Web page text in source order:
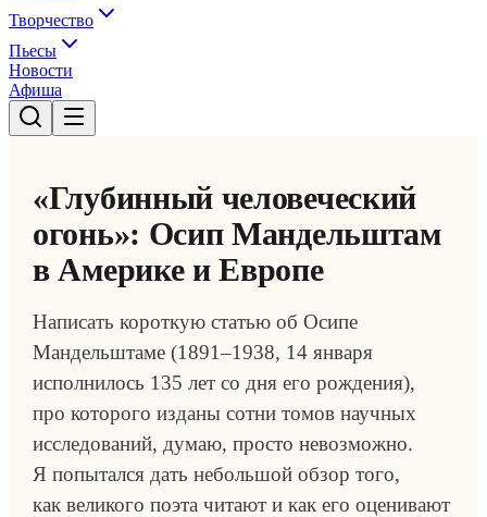
Творчество
Пьесы
Новости
Афиша
«Глубинный человеческий
огонь»: Осип Мандельштам
в Америке и Европе
Написать короткую статью об Осипе
Мандельштаме (1891–1938, 14 января
исполнилось 135 лет со дня его рождения),
про которого изданы сотни томов научных
исследований, думаю, просто невозможно.
Я попытался дать небольшой обзор того,
как великого поэта читают и как его оценивают